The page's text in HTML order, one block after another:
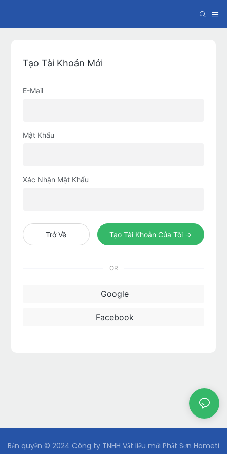
Tạo Tài Khoản Mới
E-Mail
Mật Khẩu
Xác Nhận Mật Khẩu
Trở Về Tạo Tài Khoản Của Tôi →
OR
Google
Facebook
Bản quyền © 2024 Công ty TNHH Vật liệu mới Phật Sơn Hometi